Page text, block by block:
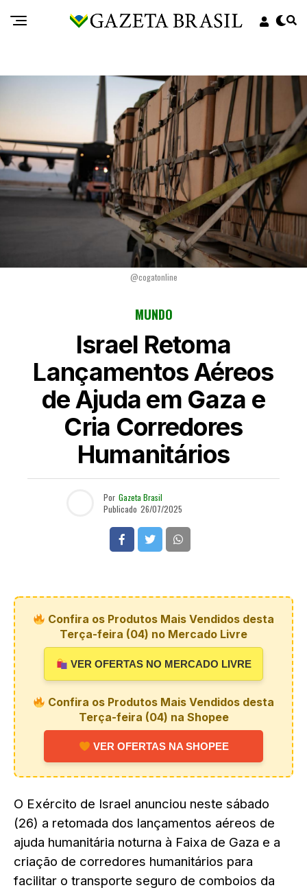
@cogatonline
MUNDO
Israel Retoma
Lançamentos Aéreos
de Ajuda em Gaza e
Cria Corredores
Humanitários
Por Gazeta Brasil
Publicado 26/07/2025
Confira os Produtos Mais Vendidos desta
Terça-feira (04) no Mercado Livre
VER OFERTAS NO MERCADO LIVRE
Confira os Produtos Mais Vendidos desta
Terça-feira (04) na Shopee
VER OFERTAS NA SHOPEE
O Exército de Israel anunciou neste sábado
(26) a retomada dos lançamentos aéreos de
ajuda humanitária noturna à Faixa de Gaza e a
criação de corredores humanitários para
facilitar o transporte seguro de comboios da